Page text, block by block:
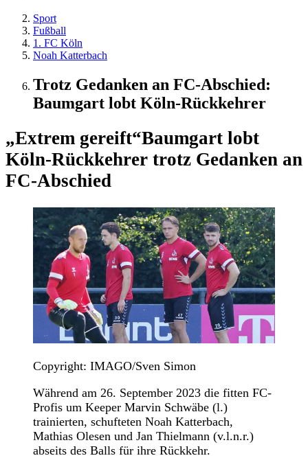
Sport
Fußball
1. FC Köln
Noah Katterbach
Trotz Gedanken an FC-Abschied:
Baumgart lobt Köln-Rückkehrer
„Extrem gereift“Baumgart lobt
Köln-Rückkehrer trotz Gedanken an
FC-Abschied
Copyright: IMAGO/Sven Simon
Während am 26. September 2023 die fitten FC-
Profis um Keeper Marvin Schwäbe (l.)
trainierten, schufteten Noah Katterbach,
Mathias Olesen und Jan Thielmann (v.l.n.r.)
abseits des Balls für ihre Rückkehr.